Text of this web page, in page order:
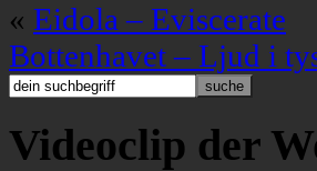
« Eidola – Eviscerate
Bottenhavet – Ljud i
Videoclip der